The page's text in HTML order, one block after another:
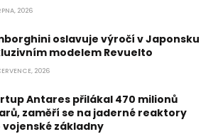
2026
oslavuje výročí v Japonsku
modelem Revuelto
2026
Antares přilákal 470 milionů
zaměří se na jaderné reaktory
vojenské základny